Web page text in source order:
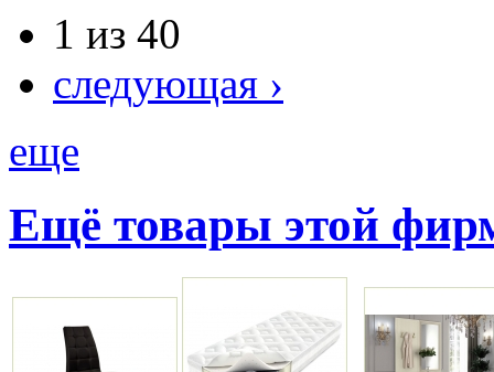
1 из 40
следующая ›
еще
Ещё товары этой